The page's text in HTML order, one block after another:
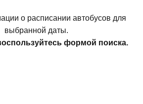
о расписании автобусов для
выбранной даты.
формой поиска.